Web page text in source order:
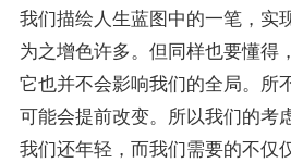
我们描绘人生蓝图中的一笔，实
为之增色许多。但同样也要懂得
它也并不会影响我们的全局。所
可能会提前改变。所以我们的考
我们还年轻，而我们需要的不仅